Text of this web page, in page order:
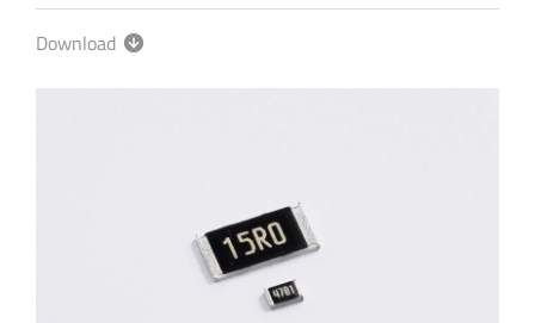
Download